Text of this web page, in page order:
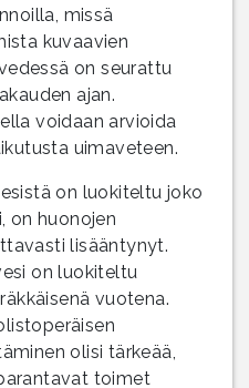
missä
kuvaavien
on seurattu
ajan.
voidaan arvioida
uimaveteen.
on luokiteltu joko
on huonojen
lisääntynyt.
on luokiteltu
vuotena.
olisi tärkeää,
toimet